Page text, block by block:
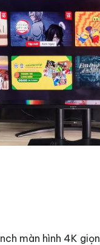
màn hình 4K